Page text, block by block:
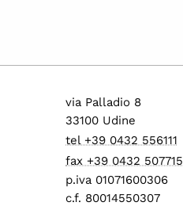
via Palladio 8
33100 Udine
tel +39 0432 556111
fax +39 0432 507715
p.iva 01071600306
c.f. 80014550307